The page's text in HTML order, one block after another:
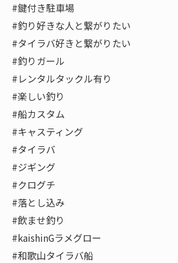
#鍵付き駐車場
#釣り好きな人と繋がりたい
#タイラバ好きと繋がりたい
#釣りガール
#レンタルタックル有り
#楽しい釣り
#船カスタム
#キャスティング
#タイラバ
#ジギング
#クログチ
#落とし込み
#飲ませ釣り
#kaishinGラメグロー
#和歌山タイラバ船